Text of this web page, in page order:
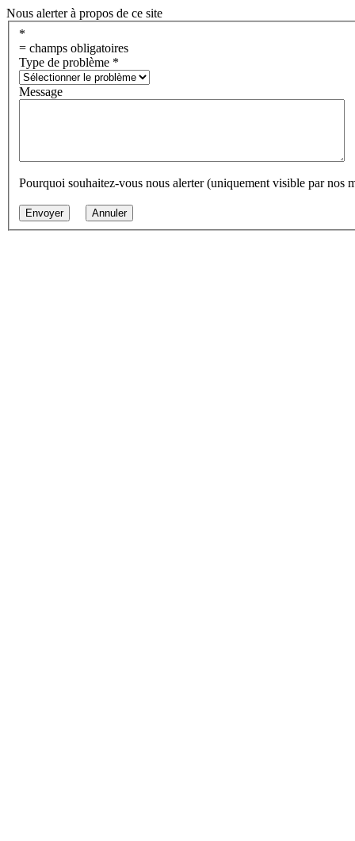
Nous alerter à propos de ce site
*
= champs obligatoires
Type de problème *
Message
Pourquoi souhaitez-vous nous alerter (uniquement visible par nos